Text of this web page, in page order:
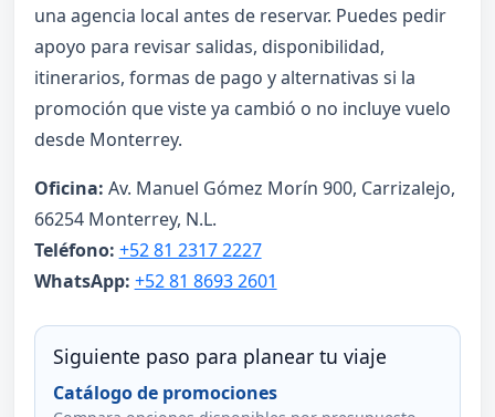
una agencia local antes de reservar. Puedes pedir
apoyo para revisar salidas, disponibilidad,
itinerarios, formas de pago y alternativas si la
promoción que viste ya cambió o no incluye vuelo
desde Monterrey.
Oficina: Av. Manuel Gómez Morín 900, Carrizalejo,
66254 Monterrey, N.L.
Teléfono: +52 81 2317 2227
WhatsApp: +52 81 8693 2601
Siguiente paso para planear tu viaje
Catálogo de promociones